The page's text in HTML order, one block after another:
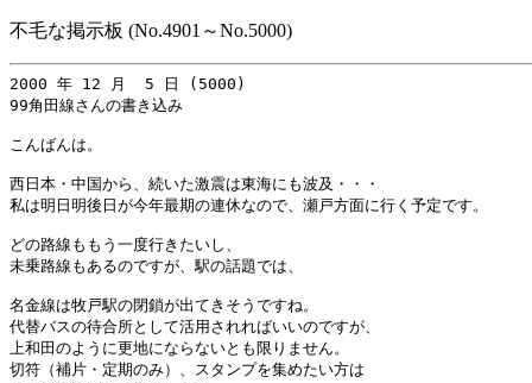
不毛な掲示板 (No.4901～No.5000)
2000 年 12 月  5 日 (5000)
99角田線さんの書き込み
こんばんは。
西日本・中国から、続いた激震は東海にも波及・・・
私は明日明後日が今年最期の連休なので、瀬戸方面に行く予定です。
どの路線ももう一度行きたいし、
未乗路線もあるのですが、駅の話題では、
名金線は牧戸駅の閉鎖が出てきそうですね。
代替バスの待合所として活用されればいいのですが、
上和田のように更地にならないとも限りません。
切符（補片・定期のみ）、スタンプを集めたい方は